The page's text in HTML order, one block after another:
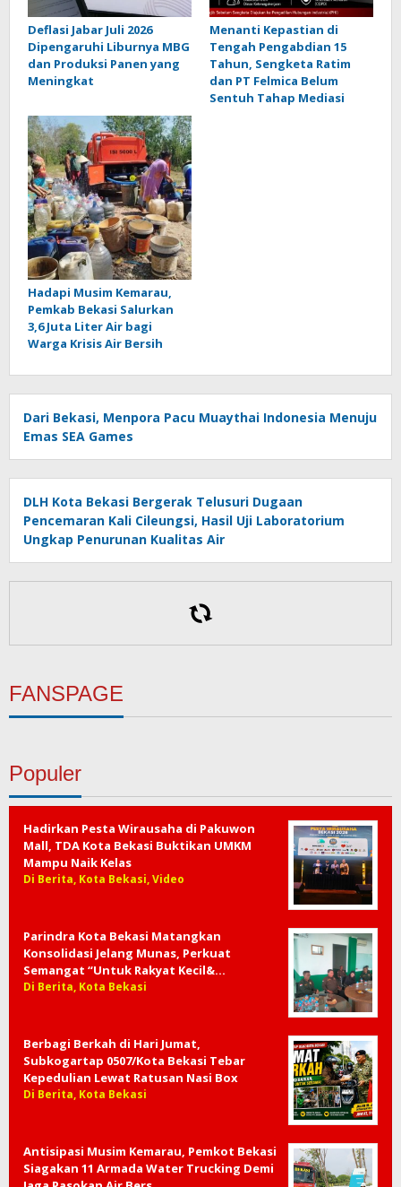
Deflasi Jabar Juli 2026
Dipengaruhi Liburnya MBG
dan Produksi Panen yang
Meningkat
Menanti Kepastian di
Tengah Pengabdian 15
Tahun, Sengketa Ratim
dan PT Felmica Belum
Sentuh Tahap Mediasi
Hadapi Musim Kemarau,
Pemkab Bekasi Salurkan
3,6 Juta Liter Air bagi
Warga Krisis Air Bersih
Dari Bekasi, Menpora Pacu Muaythai Indonesia Menuju
Emas SEA Games
DLH Kota Bekasi Bergerak Telusuri Dugaan
Pencemaran Kali Cileungsi, Hasil Uji Laboratorium
Ungkap Penurunan Kualitas Air
FANSPAGE
Populer
Hadirkan Pesta Wirausaha di Pakuwon
Mall, TDA Kota Bekasi Buktikan UMKM
Mampu Naik Kelas
Di Berita, Kota Bekasi, Video
Parindra Kota Bekasi Matangkan
Konsolidasi Jelang Munas, Perkuat
Semangat “Untuk Rakyat Kecil&…
Di Berita, Kota Bekasi
Berbagi Berkah di Hari Jumat,
Subkogartap 0507/Kota Bekasi Tebar
Kepedulian Lewat Ratusan Nasi Box
Di Berita, Kota Bekasi
Antisipasi Musim Kemarau, Pemkot Bekasi
Siagakan 11 Armada Water Trucking Demi